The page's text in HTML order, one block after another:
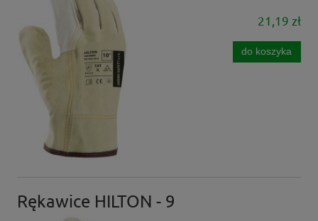
21,19 zł
do koszyka
Rękawice HILTON - 9